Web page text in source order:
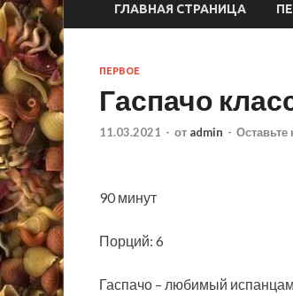
ГЛАВНАЯ СТРАНИЦА
ПЕРВОЕ
Гаспачо
11.03.2021 - от admin -
90 минут
Порций: 6
Гаспачо – любимый